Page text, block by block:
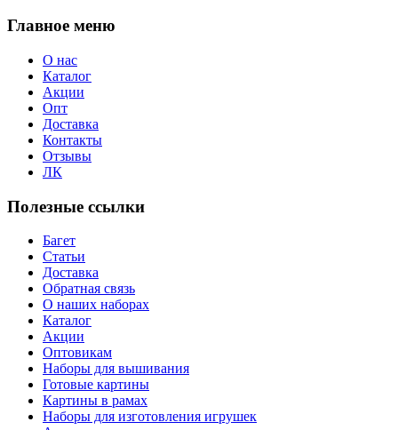
Главное меню
О нас
Каталог
Акции
Опт
Доставка
Контакты
Отзывы
ЛК
Полезные ссылки
Багет
Статьи
Доставка
Обратная связь
О наших наборах
Каталог
Акции
Оптовикам
Наборы для вышивания
Готовые картины
Картины в рамах
Наборы для изготовления игрушек